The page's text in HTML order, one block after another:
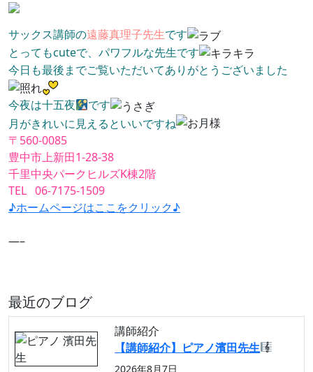
サックス講師の遠藤真理子先生です
とってもcuteで、パワフルな先生です
今日も最後までご覧いただいてありがとうございました
今夜は十五夜
です
月がきれいに見えるといいですね
〒560-0085
豊中市上新田1-28-38
千里中央パークヒルズK棟2階
TEL 06-7175-1509
♪ホームページはここをクリック♪
—–
最近のブログ
講師紹介
【講師紹介】ピアノ濱田先生
2026年8月7日